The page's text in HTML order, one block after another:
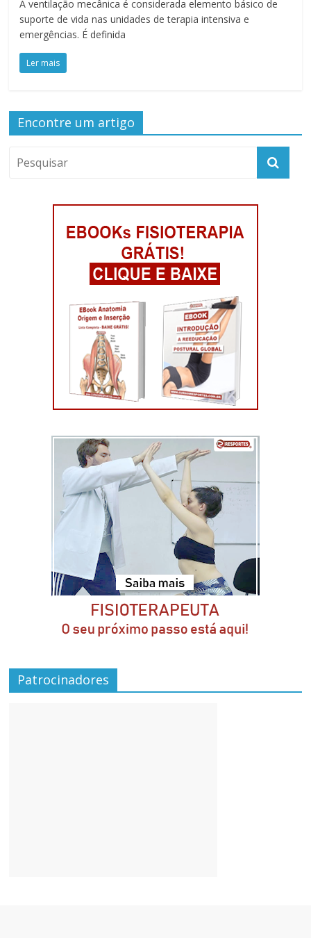
A ventilação mecânica é considerada elemento básico de
suporte de vida nas unidades de terapia intensiva e
emergências. É definida
Ler mais
Encontre um artigo
Patrocinadores